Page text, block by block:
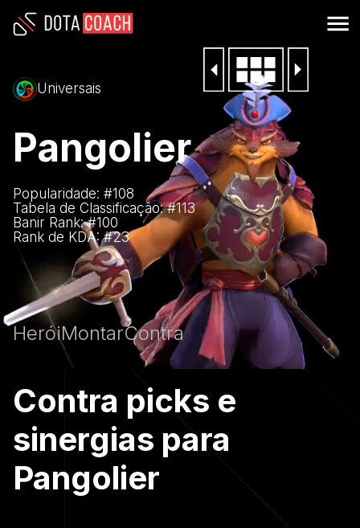
Universais
Pangolier
Popularidade: #108
Tabela de Classificação: #113
Banir Rank: #100
Rank de KDA: #23
HeróiMontarContra
Contra picks e
sinergias para
Pangolier